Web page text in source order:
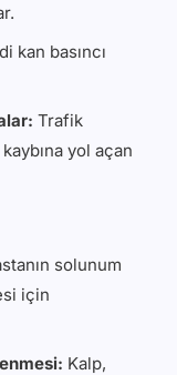
kan basıncı
Trafik
yol açan
solunum
için
Kalp,